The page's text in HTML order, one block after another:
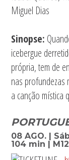
Miguel Dias
Sinopse:
icebergue
própria, tem de
nas profundezas
a canção mística
08 AGO. |
104 min | M12